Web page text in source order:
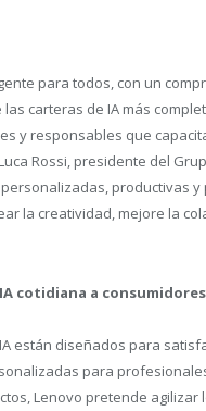
para todos, con un
carteras de IA más
y responsables que
Rossi, presidente del
productivas
la creatividad, mejore la
cotidiana a
están diseñados para
para
Lenovo pretende